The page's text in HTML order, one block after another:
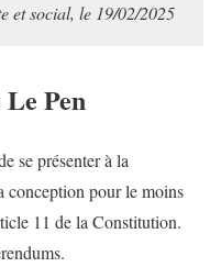
et social, le 19/02/2025
Pen
se présenter à la
conception pour le moins
11 de la Constitution.